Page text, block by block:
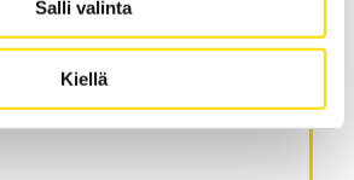
Salli valinta
Kiellä